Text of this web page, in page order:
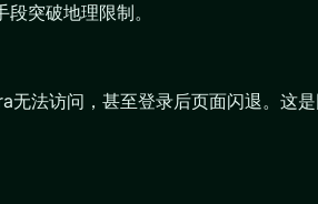
突破地理限制。
法访问，甚至登录后页面闪退。这